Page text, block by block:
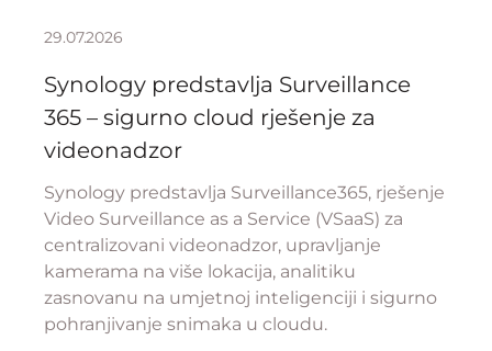
29.07.2026
Synology predstavlja Surveillance
365 – sigurno cloud rješenje za
videonadzor
Synology predstavlja Surveillance365, rješenje
Video Surveillance as a Service (VSaaS) za
centralizovani videonadzor, upravljanje
kamerama na više lokacija, analitiku
zasnovanu na umjetnoj inteligenciji i sigurno
pohranjivanje snimaka u cloudu.